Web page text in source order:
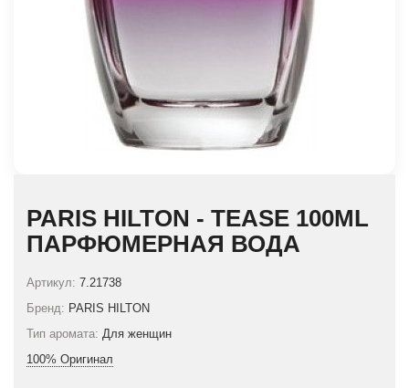
PARIS HILTON - TEASE 100ML
ПАРФЮМЕРНАЯ ВОДА
Артикул: 7.21738
Бренд: PARIS HILTON
Тип аромата: Для женщин
100% Оригинал